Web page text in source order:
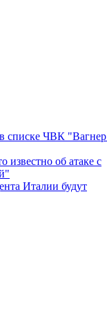
списке ЧВК
известно об атаке с
Италии будут